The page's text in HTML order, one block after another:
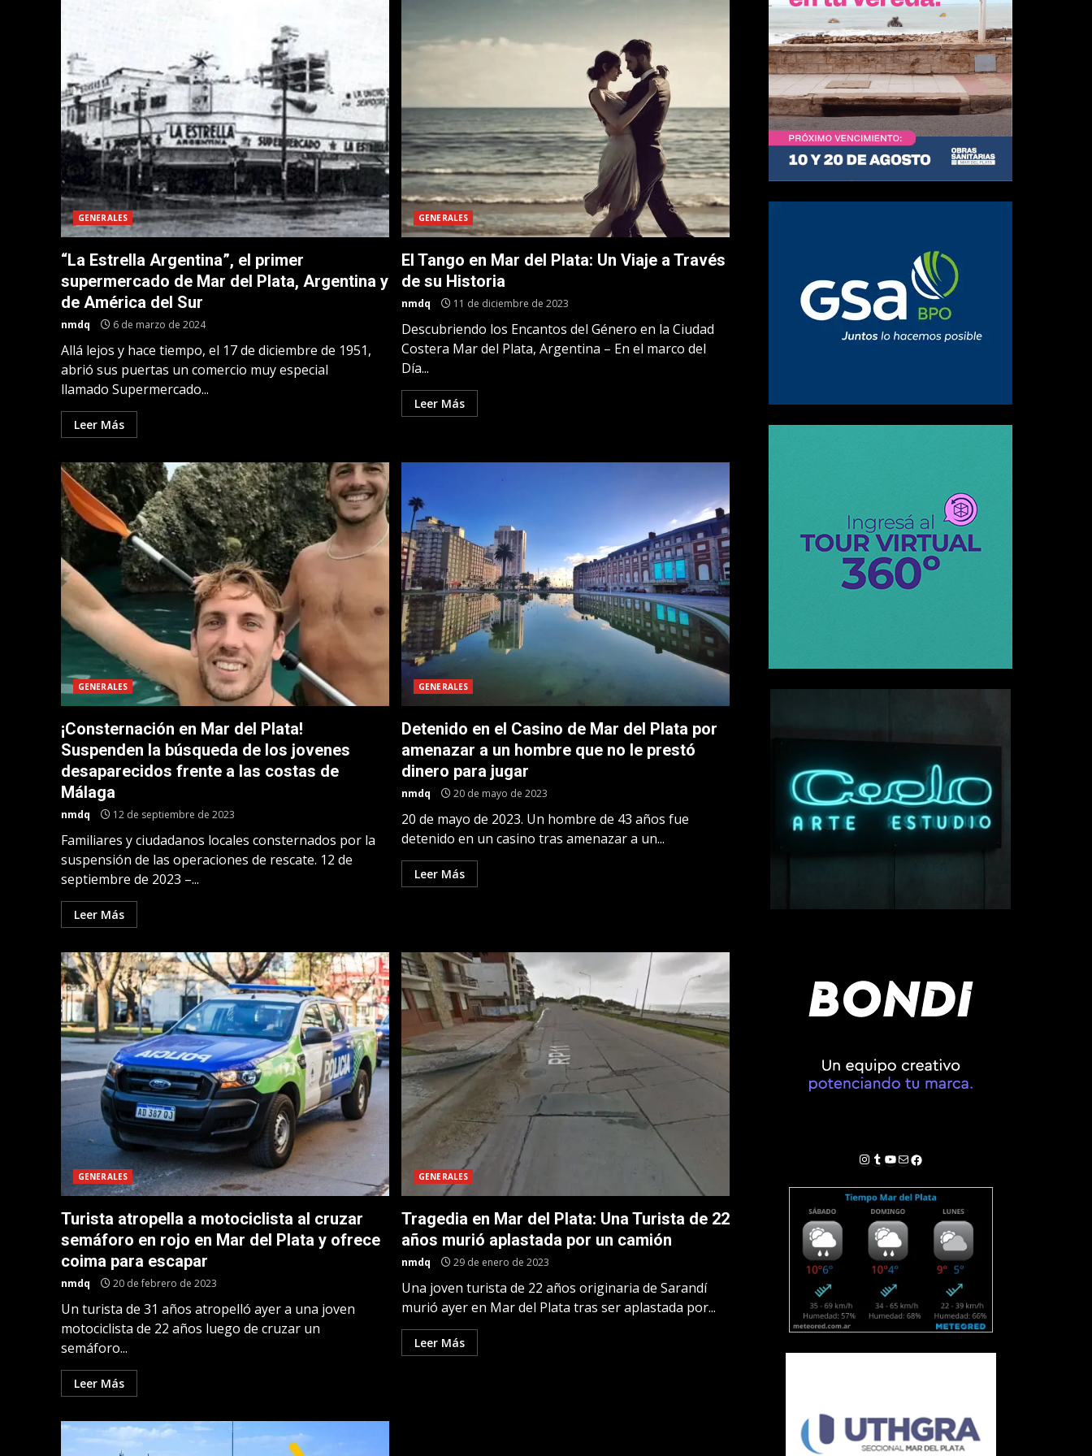
GENERALES
“La Estrella Argentina”, el primer
supermercado de Mar del Plata, Argentina y
de América del Sur
nmdq 6 de marzo de 2024
Allá lejos y hace tiempo, el 17 de diciembre de 1951,
abrió sus puertas un comercio muy especial
llamado Supermercado...
Leer Más
GENERALES
El Tango en Mar del Plata: Un Viaje a Través
de su Historia
nmdq 11 de diciembre de 2023
Descubriendo los Encantos del Género en la Ciudad
Costera Mar del Plata, Argentina – En el marco del
Día...
Leer Más
GENERALES
¡Consternación en Mar del Plata!
Suspenden la búsqueda de los jovenes
desaparecidos frente a las costas de
Málaga
nmdq 12 de septiembre de 2023
Familiares y ciudadanos locales consternados por la
suspensión de las operaciones de rescate. 12 de
septiembre de 2023 –...
Leer Más
GENERALES
Detenido en el Casino de Mar del Plata por
amenazar a un hombre que no le prestó
dinero para jugar
nmdq 20 de mayo de 2023
20 de mayo de 2023. Un hombre de 43 años fue
detenido en un casino tras amenazar a un...
Leer Más
GENERALES
Turista atropella a motociclista al cruzar
semáforo en rojo en Mar del Plata y ofrece
coima para escapar
nmdq 20 de febrero de 2023
Un turista de 31 años atropelló ayer a una joven
motociclista de 22 años luego de cruzar un
semáforo...
Leer Más
GENERALES
Tragedia en Mar del Plata: Una Turista de 22
años murió aplastada por un camión
nmdq 29 de enero de 2023
Una joven turista de 22 años originaria de Sarandí
murió ayer en Mar del Plata tras ser aplastada por...
Leer Más
Instagram
Tumblr
YouTube
Correo electrónico
Facebook